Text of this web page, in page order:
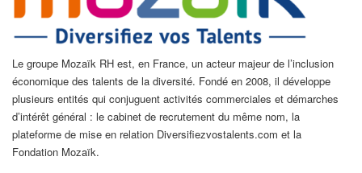
Le groupe Mozaïk RH est, en France, un acteur majeur de l’inclusion
économique des talents de la diversité. Fondé en 2008, il développe
plusieurs entités qui conjuguent activités commerciales et démarches
d’intérêt général : le cabinet de recrutement du même nom, la
plateforme de mise en relation Diversifiezvostalents.com et la
Fondation Mozaïk.